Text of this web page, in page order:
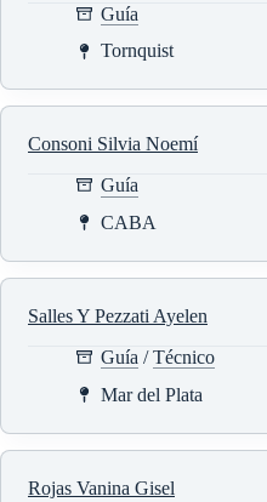
Guía
Tornquist
Consoni Silvia Noemí
Guía
CABA
Salles Y Pezzati Ayelen
Guía /Técnico
Mar del Plata
Rojas Vanina Gisel